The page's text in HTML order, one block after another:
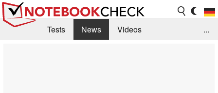
Tests News
Videos
...